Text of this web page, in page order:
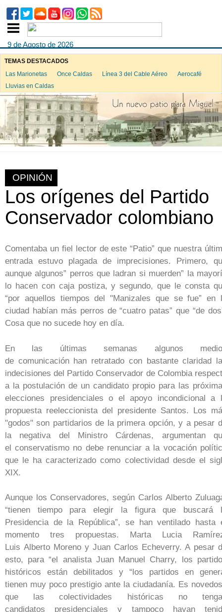
9 de Agosto de 2026
TEMAS DESTACADOS
Las Marionetas
Once Caldas Línea 3 del Cable Aéreo
Aerocafé
Lluvias en Caldas
OPINIÓN
Los orígenes del Partido
Conservador colombiano
Comentaba un fiel lector de este “Patio” que nuestra
entrada estuvo plagada de imprecisiones. Primero,
aunque algunos” perros que ladran si muerden” la
lo hacen con caja postiza, y segundo, que le consta
“por aquellos tiempos del "Manizales que se fue” en
ciudad habían más perros de “cuatro patas” que “de
Cosa que no sucede hoy en día.
En las últimas semanas algunos
de comunicación han retratado con bastante claridad
indecisiones del Partido Conservador de Colombia
a la postulación de un candidato propio para las
elecciones presidenciales o el apoyo incondicional a
propuesta reeleccionista del presidente Santos. Los
"godos" son partidarios de la primera opción, y a pesar
la negativa del Ministro Cárdenas, argumentan
el conservatismo no debe renunciar a la vocación
que le ha caracterizado como colectividad desde el
XIX.
Aunque los Conservadores, según Carlos Alberto
“tienen tiempo para elegir la figura que buscará
Presidencia de la República”, se han ventilado hasta
momento tres propuestas. Marta Lucia
Luis Alberto Moreno y Juan Carlos Echeverry. A pesar
esto, para “el analista Juan Manuel Charry, los
históricos están debilitados y “los partidos en
tienen muy poco prestigio ante la ciudadanía. Es
que las colectividades históricas no
candidatos presidenciales y tampoco hayan